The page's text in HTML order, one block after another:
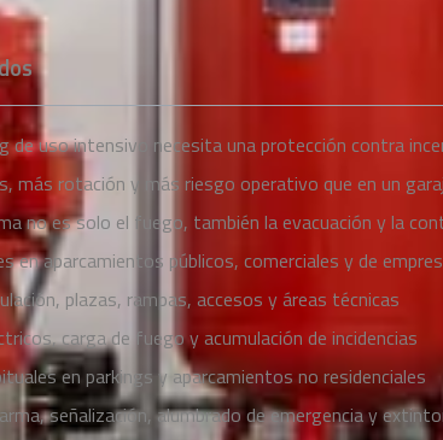
de uso intensivo necesita una protección contra
más rotación y más riesgo operativo que en un
no es solo el fuego, también la evacuación y la
en aparcamientos públicos, comerciales y de
plazas, rampas, accesos y áreas técnicas
carga de fuego y acumulación de incidencias
en parkings y aparcamientos no residenciales
señalización, alumbrado de emergencia y